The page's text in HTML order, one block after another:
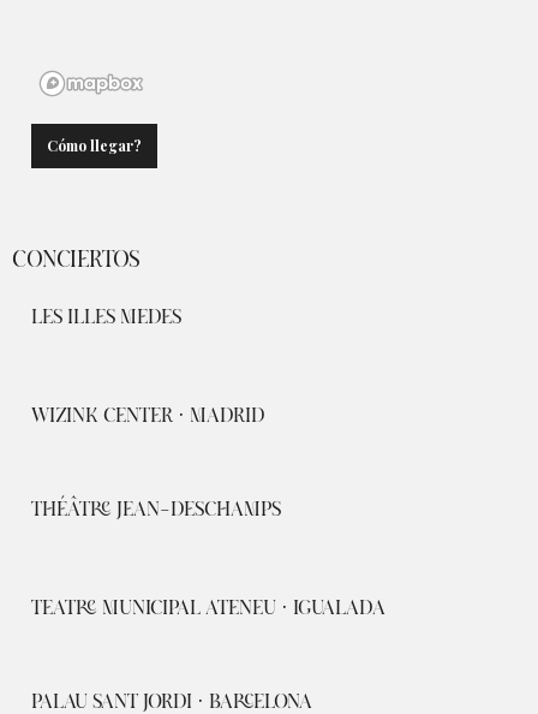
Cómo llegar?
CONCIERTOS
LES ILLES MEDES
WIZINK CENTER · MADRID
THÉÂTRE JEAN-DESCHAMPS
TEATRE MUNICIPAL ATENEU · IGUALADA
PALAU SANT JORDI · BARCELONA